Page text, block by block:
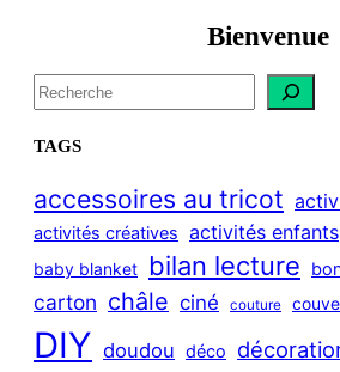
Bienvenue
S
e
a
c
h
TAGS
accessoires au tricot
activités créatives activités enfants
baby blanket bilan lecture
carton châle ciné couture
DIY doudou déco